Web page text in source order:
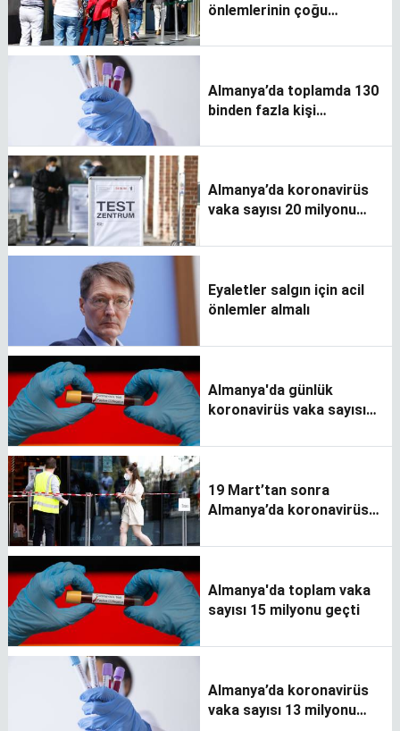
önlemlerinin çoğu
Almanya’da toplamda 130
binden fazla kişi
öldü
Almanya’da koronavirüs
vaka sayısı 20 milyonu
Eyaletler salgın için acil
önlemler almalı
Almanya'da günlük
koronavirüs vaka sayısı
19 Mart’tan sonra
Almanya’da koronavirüs
Almanya'da toplam vaka
sayısı 15 milyonu geçti
Almanya’da koronavirüs
vaka sayısı 13 milyonu